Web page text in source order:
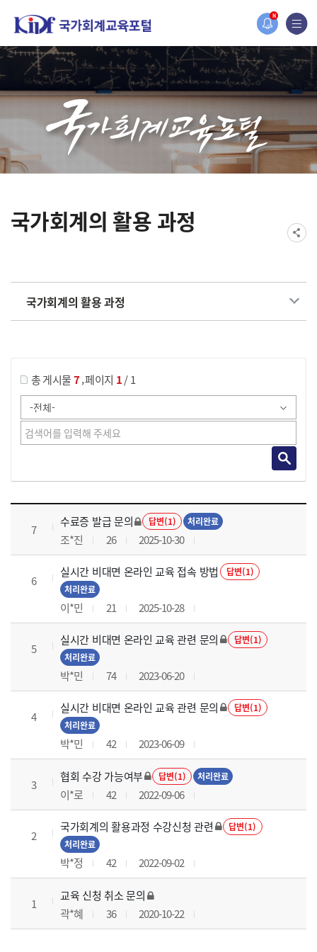
N
홈페이지가 새롭게 개편되었습니다.
한국조세재정연구원홈페이지가 새롭게 개설되었습니다.
국가회계의 활용 과정
국가회계의 활용 과정
총 게시물7,페이지 1/ 1
국가회계의 활용 과정 목록 으로 번호, 제목, 작성자, 조회수, 등록 일로 나열 되고 있습니다.
7
수료증 발급 문의 답변(1) 처리완료
조*진 26 2025-10-30
6
실시간 비대면 온라인 교육 접속 방법
답변(1)
처리완료
이*민 21 2025-10-28
5
실시간 비대면 온라인 교육 관련 문의
답변(1)
처리완료
박*민 74 2023-06-20
4
실시간 비대면 온라인 교육 관련 문의
답변(1)
처리완료
박*민 42 2023-06-09
3
협회 수강 가능여부 답변(1) 처리완료
이*로 42 2022-09-06
2
국가회계의 활용과정 수강신청 관련
답변(1)
처리완료
박*정 42 2022-09-02
1
교육 신청 취소 문의
곽*혜
36 2020-10-22